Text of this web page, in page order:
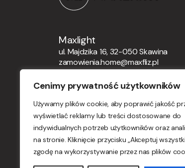
Cenimy prywatność użytkowników
Używamy plików cookie, aby poprawić jakość
wyświetlać reklamy lub treści dostosowane do
indywidualnych potrzeb użytkowników oraz
na stronie. Kliknięcie przycisku „Akceptuj
zgodę na wykorzystywanie przez nas plików
Maxlight
ul. Majdzika 16, 32-050 Skawina
zamowienia.home@maxfliz.pl
+48 12 21 12 164
orders.maxlight@maxfliz.pl